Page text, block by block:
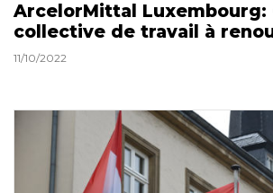
ArcelorMittal Luxembourg:
collective de travail à
11/10/2022